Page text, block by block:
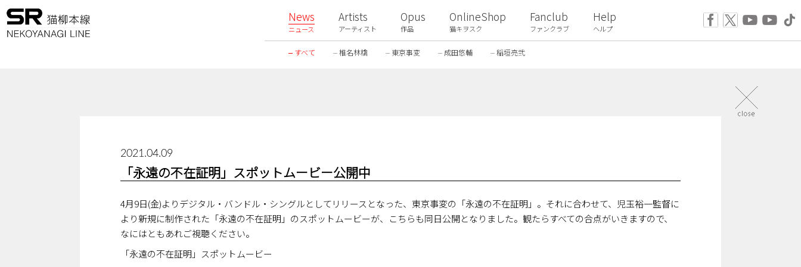
News
ニュース
Artists
アーティスト
Opus
作品
OnlineShop
猫キヲスク
Fanclub
ファンクラブ
Help
ヘルプ
すべて 椎名林檎 東京事変 成田悠輔 稲垣亮弐
2021.04.09
「永遠の不在証明」スポットムービー公開中
4月9日(金)よりデジタル・バンドル・シングルとしてリリースとなった、東京事変の「永遠の不在証明」。それに合わせて、児玉裕一監督に
より新規に制作された「永遠の不在証明」のスポットムービーが、こちらも同日公開となりました。観たらすべての合点がいきますので、
なにはともあれご視聴ください。
「永遠の不在証明」スポットムービー